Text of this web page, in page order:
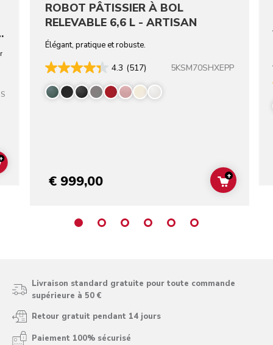
ADD TO CART
ROBOT PÂTISSIER À BOL
RELEVABLE 6,6 L - ARTISAN
Élégant, pratique et robuste.
4.3 (517) 5KSM70SHXEPP
€ 999,00 ADD TO
+
Livraison standard gratuite pour toute commande
supérieure à 50 €
Retour gratuit pendant 14 jours
Paiement 100% sécurisé